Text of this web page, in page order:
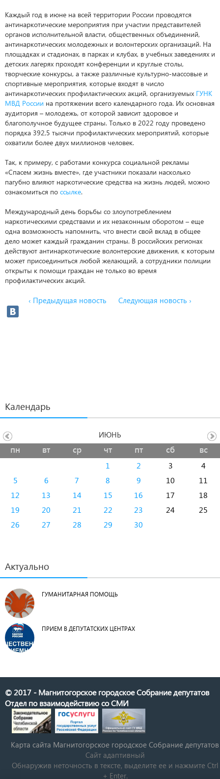
Каждый год в июне на всей территории России проводятся
антинаркотические мероприятия при участии представителей
органов исполнительной власти, общественных объединений,
антинаркотических молодежных и волонтерских организаций. На
площадках и стадионах, в парках и клубах, в учебных заведениях и
детских лагерях проходят конференции и круглые столы,
творческие конкурсы, а также различные культурно-массовые и
спортивные мероприятия, которые входят в число
антинаркотических профилактических акций, организуемых ГУНК
МВД России на протяжении всего календарного года. Их основная
аудитория – молодежь, от которой зависит здоровое и
благополучное будущее страны. Только в 2022 году проведено
порядка 392,5 тысячи профилактических мероприятий, которые
охватили более двух миллионов человек.
Так, к примеру, с работами конкурса социальной рекламы
«Спасем жизнь вместе», где участники показали насколько
пагубно влияют наркотические средства на жизнь людей, можно
ознакомиться по ссылке.
Международный день борьбы со злоупотреблением
наркотическими средствами и их незаконным оборотом – еще
одна возможность напомнить, что внести свой вклад в общее
дело может каждый гражданин страны. В российских регионах
действуют антинаркотические волонтерские движения, к которым
может присоединиться любой желающий, а сотрудники полиции
открыты к помощи граждан не только во время
профилактических акций.
‹ Предыдущая новость Следующая новость ›
Календарь
пн вт ср чт пт сб вс
1 2 3
4
5
6 7 8 9 10
11
12
13 14 15 16 17
18
19
20 21 22 23 24
25
26
27 28 29 30
ИЮНЬ
Актуально
ГУМАНИТАРНАЯ ПОМОЩЬ
ПРИЕМ В ДЕПУТАТСКИХ ЦЕНТРАХ
© 2017 - Магнитогорское городское Собрание депутатов
Отдел по взаимодействию со СМИ
Карта сайта Магнитогорское городское Cобрание депутатов
Сайт адаптивный
Обнаружив неточность в тексте, выделите ее и нажмите Ctrl
+ Enter.